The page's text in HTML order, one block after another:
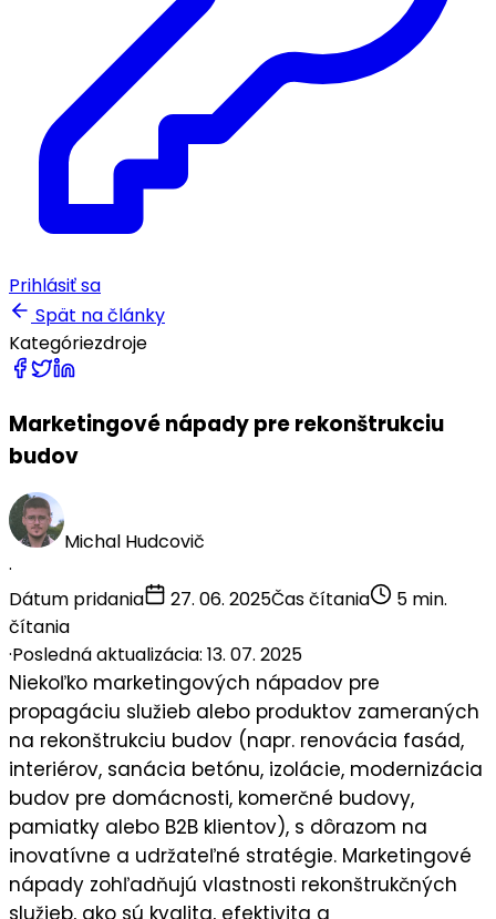
Prihlásiť sa
Spät na články
Kategóriezdroje
Marketingové nápady pre rekonštrukciu
budov
Michal Hudcovič
·
Dátum pridania
27. 06. 2025Čas čítania
5 min.
čítania
·Posledná aktualizácia: 13. 07. 2025
Niekoľko marketingových nápadov pre
propagáciu služieb alebo produktov zameraných
na rekonštrukciu budov (napr. renovácia fasád,
interiérov, sanácia betónu, izolácie, modernizácia
budov pre domácnosti, komerčné budovy,
pamiatky alebo B2B klientov), s dôrazom na
inovatívne a udržateľné stratégie. Marketingové
nápady zohľadňujú vlastnosti rekonštrukčných